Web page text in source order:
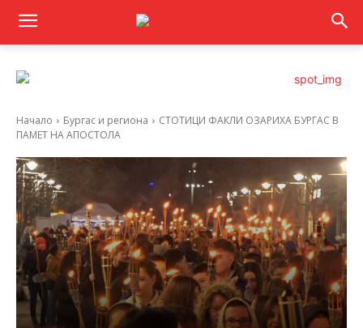
Начало Бургас и региона
СТОТИЦИ ФАКЛИ ОЗАРИХА БУРГАС В
ПАМЕТ НА АПОСТОЛА